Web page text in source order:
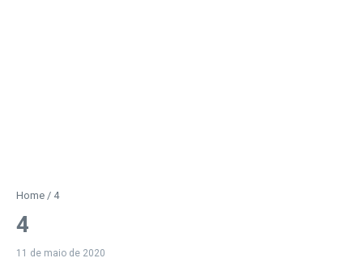
Home / 4
4
11 de maio de 2020